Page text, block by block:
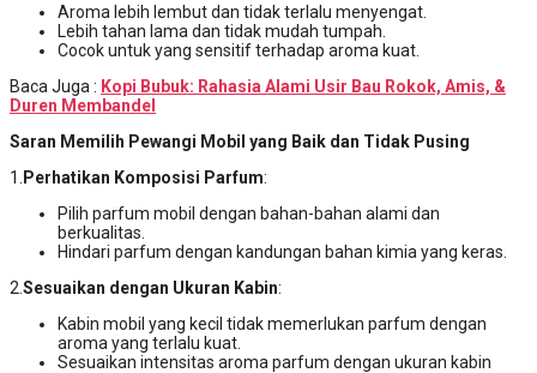
Aroma lebih lembut dan tidak terlalu menyengat.
Lebih tahan lama dan tidak mudah tumpah.
Cocok untuk yang sensitif terhadap aroma kuat.
Baca Juga : Kopi Bubuk: Rahasia Alami Usir Bau Rokok, Amis, &
Duren Membandel
Saran Memilih Pewangi Mobil yang Baik dan Tidak Pusing
1. Perhatikan Komposisi Parfum:
Pilih parfum mobil dengan bahan-bahan alami dan
berkualitas.
Hindari parfum dengan kandungan bahan kimia yang keras.
2. Sesuaikan dengan Ukuran Kabin:
Kabin mobil yang kecil tidak memerlukan parfum dengan
aroma yang terlalu kuat.
Sesuaikan intensitas aroma parfum dengan ukuran kabin